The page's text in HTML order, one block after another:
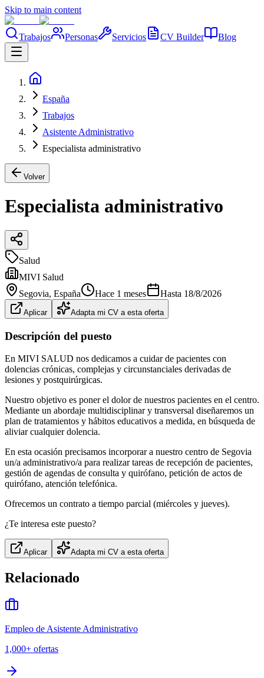
Skip to main content
Trabajos Personas Servicios CV Builder Blog
España
Trabajos
Asistente Administrativo
Especialista administrativo
Volver
Especialista administrativo
Salud
MIVI Salud
Segovia, España Hace 1 meses Hasta 18/8/2026
Aplicar Adapta mi CV a esta oferta
Descripción del puesto
En MIVI SALUD nos dedicamos a cuidar de pacientes con
dolencias crónicas, complejas y circunstanciales derivadas de
lesiones y postquirúrgicas.
Nuestro objetivo es poner el dolor de nuestros pacientes en el centro.
Mediante un abordaje multidisciplinar y transversal diseñaremos un
plan de tratamientos y hábitos educativos a medida, en búsqueda de
aliviar cualquier dolencia.
En esta ocasión precisamos incorporar a nuestro centro de Segovia
un/a administrativo/a para realizar tareas de recepción de pacientes,
gestión de agendas de consulta y quirófano, petición de actos de
quirófano, atención telefónica.
Ofrecemos un contrato a tiempo parcial (miércoles y jueves).
¿Te interesa este puesto?
Aplicar Adapta mi CV a esta oferta
Relacionado
Empleo de Asistente Administrativo
1,000+ ofertas